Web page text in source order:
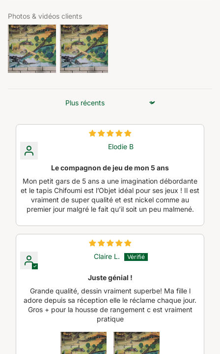
Photos & vidéos clients
Sort by
Elodie B
Le compagnon de jeu de mon 5 ans
Mon petit gars de 5 ans a une imagination débordante
et le tapis Chifoumi est l’Objet idéal pour ses jeux ! Il est
vraiment de super qualité et est nickel comme au
premier jour malgré le fait qu’il soit un peu malmené.
Claire L.
Juste génial !
Grande qualité, dessin vraiment superbe! Ma fille l
adore depuis sa réception elle le réclame chaque jour.
Gros + pour la housse de rangement c est vraiment
pratique